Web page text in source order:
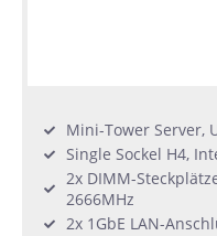
Mini-Tower Server,
Single Sockel H4,
2x DIMM-
2666MHz
2x 1GbE LAN-